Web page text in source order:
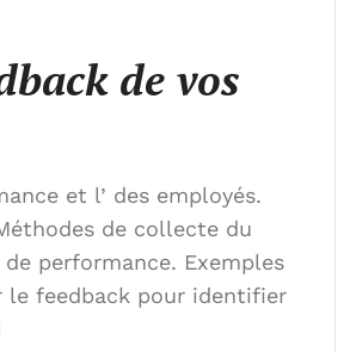
de vos
et l’ des employés.
de collecte du
performance. Exemples
le feedback pour identifier